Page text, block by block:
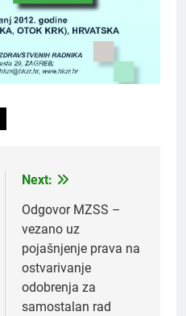
Next:
Odgovor MZSS –
vezano uz
pojašnjenje prava na
ostvarivanje
odobrenja za
samostalan rad